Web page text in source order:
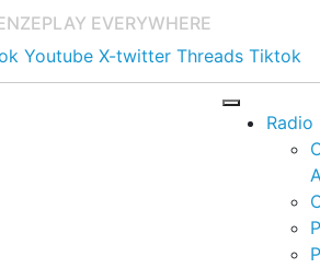
PLAY EVERYWHERE
Youtube X-twitter Threads Tiktok
Radio